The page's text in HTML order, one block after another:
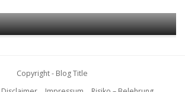
Copyright - Blog Title